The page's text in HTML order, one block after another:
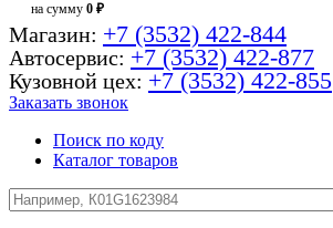
на сумму 0 ₽
Магазин: +7 (3532) 422-844
Автосервис: +7 (3532) 422-877
Кузовной цех: +7 (3532) 422-855
Заказать звонок
Поиск по коду
Каталог товаров